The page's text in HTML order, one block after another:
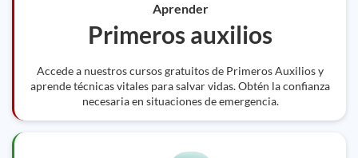
Aprender
Primeros auxilios
Accede a nuestros cursos gratuitos de Primeros Auxilios y
aprende técnicas vitales para salvar vidas. Obtén la confianza
necesaria en situaciones de emergencia.